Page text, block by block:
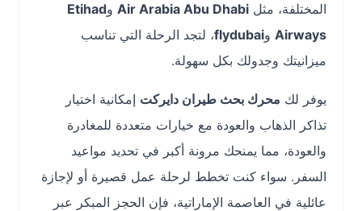
المختلفة، مثلAir Arabia Abu Dhabiو Etihad
Airwaysوflydubai، لتجد الرحلة التي تناسب
ميزانيتك وجدولك بكل سهولة.
يوفر لكمحرك بحث طيران دايركتإمكانية اختيار
تذاكر الذهاب والعودة مع خيارات متعددة للمغادرة
والعودة، مما يمنحك مرونة أكبر في تحديد مواعيد
السفر. سواء كنت تخطط لرحلة عمل قصيرة أو لإجازة
عائلية في العاصمة الإماراتية، فإن الحجز المبكر عبر